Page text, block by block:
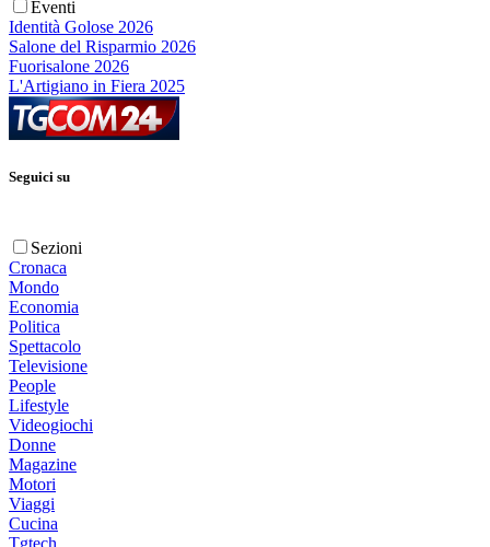
Eventi
Identità Golose 2026
Salone del Risparmio 2026
Fuorisalone 2026
L'Artigiano in Fiera 2025
Seguici su
Sezioni
Cronaca
Mondo
Economia
Politica
Spettacolo
Televisione
People
Lifestyle
Videogiochi
Donne
Magazine
Motori
Viaggi
Cucina